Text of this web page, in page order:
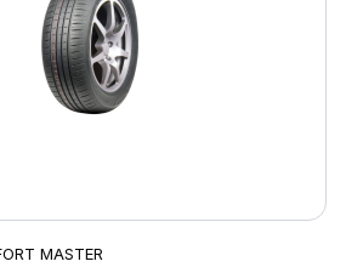
MASTER